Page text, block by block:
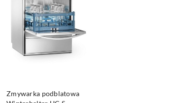
obniżką
Zmywarka podblatowa